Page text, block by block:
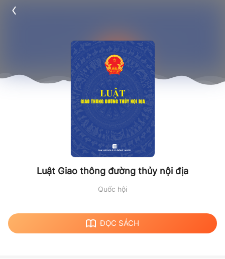
Luật Giao thông đường thủy nội địa
Quốc hội
ĐỌC SÁCH